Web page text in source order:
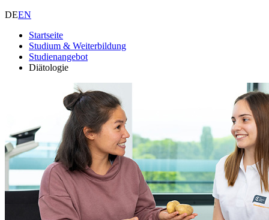
DEEN
Startseite
Studium & Weiterbildung
Studienangebot
Diätologie